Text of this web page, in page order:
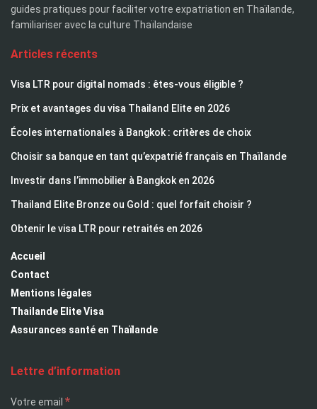
guides pratiques pour faciliter votre expatriation en Thaïlande,
familiariser avec la culture Thaïlandaise
Articles récents
Visa LTR pour digital nomads : êtes-vous éligible ?
Prix et avantages du visa Thailand Elite en 2026
Écoles internationales à Bangkok : critères de choix
Choisir sa banque en tant qu’expatrié français en Thaïlande
Investir dans l’immobilier à Bangkok en 2026
Thailand Elite Bronze ou Gold : quel forfait choisir ?
Obtenir le visa LTR pour retraités en 2026
Accueil
Contact
Mentions légales
Thailande Elite Visa
Assurances santé en Thaïlande
Lettre d’information
Votre email *